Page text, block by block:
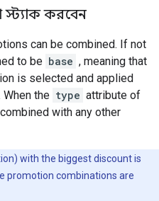
স্ট্যাক করবেন
can be combined. If not
to be base , meaning that
is selected and applied
the type attribute of
with any other
with the biggest discount is
promotion combinations are